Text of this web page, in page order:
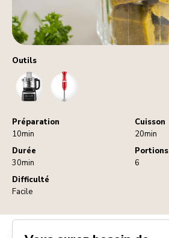
Outils
FoodProcessorHandBlender
Préparation
10min
Cuisson
20min
Durée
30min
Portions
6
Difficulté
Facile